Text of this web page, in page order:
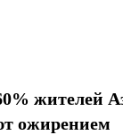
жителей
ожирением